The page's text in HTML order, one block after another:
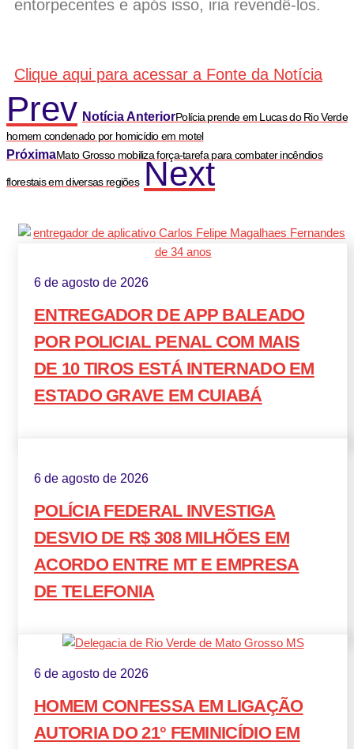
entorpecentes e após isso, iria revendê-los.
Clique aqui para acessar a Fonte da Notícia
Prev Notícia AnteriorPolícia prende em Lucas do Rio Verde
homem condenado por homicídio em motel
PróximaMato Grosso mobiliza força-tarefa para combater incêndios
florestais em diversas regiões Next
6 de agosto de 2026
ENTREGADOR DE APP BALEADO
POR POLICIAL PENAL COM MAIS
DE 10 TIROS ESTÁ INTERNADO EM
ESTADO GRAVE EM CUIABÁ
6 de agosto de 2026
POLÍCIA FEDERAL INVESTIGA
DESVIO DE R$ 308 MILHÕES EM
ACORDO ENTRE MT E EMPRESA
DE TELEFONIA
6 de agosto de 2026
HOMEM CONFESSA EM LIGAÇÃO
AUTORIA DO 21° FEMINICÍDIO EM